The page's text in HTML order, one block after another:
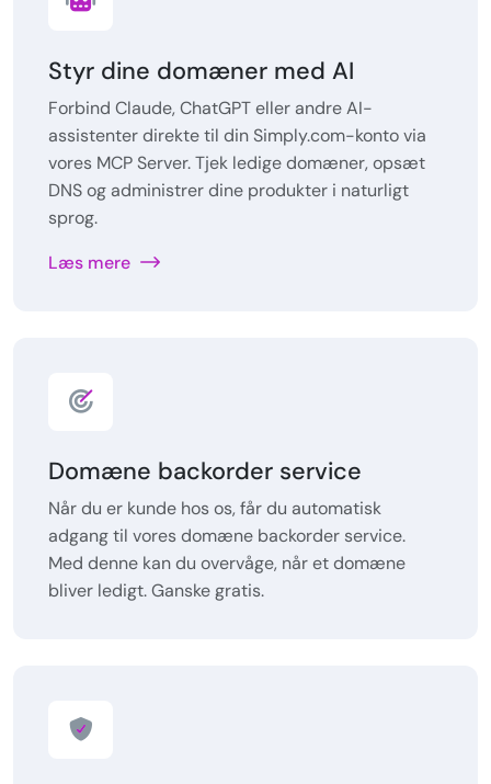
Styr dine domæner med AI
Forbind Claude, ChatGPT eller andre AI-
assistenter direkte til din Simply.com-konto via
vores MCP Server. Tjek ledige domæner, opsæt
DNS og administrer dine produkter i naturligt
sprog.
Læs mere
Domæne backorder service
Når du er kunde hos os, får du automatisk
adgang til vores domæne backorder service.
Med denne kan du overvåge, når et domæne
bliver ledigt. Ganske gratis.